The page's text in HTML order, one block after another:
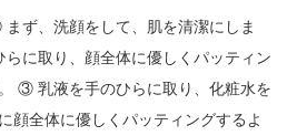
ず、洗顔をして、肌を清潔にしま
に取り、顔全体に優しくパッティン
③ 乳液を手のひらに取り、化粧水を
顔全体に優しくパッティングするよ